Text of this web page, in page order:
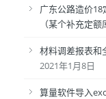
广东公路造价
（某个补充定额
材料调差报表和
2021年1月8日
算量软件导入